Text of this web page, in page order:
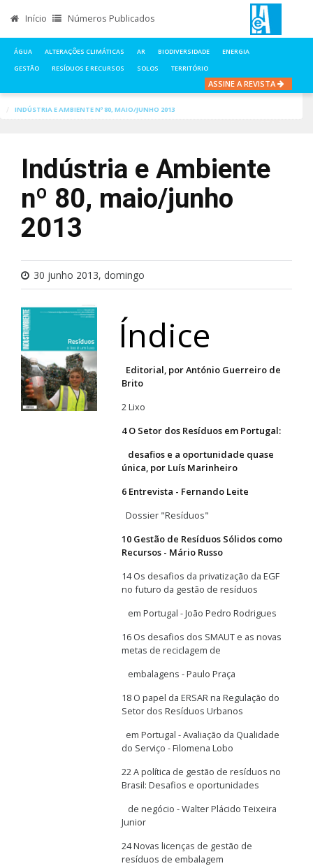
Início Números Publicados
ÁGUA ALTERAÇÕES CLIMÁTICAS AR BIODIVERSIDADE
ENERGIA
GESTÃO
RESÍDUOS E RECURSOS SOLOS TERRITÓRIO
ASSINE A REVISTA
INDÚSTRIA E AMBIENTE Nº 80, MAIO/JUNHO 2013
Indústria e Ambiente
nº 80, maio/junho
2013
30 junho 2013, domingo
Índice
Editorial, por António Guerreiro de
Brito
2 Lixo
4 O Setor dos Resíduos em Portugal:
desafios e a oportunidade quase
única, por Luís Marinheiro
6 Entrevista - Fernando Leite
Dossier "Resíduos"
10 Gestão de Resíduos Sólidos como
Recursos - Mário Russo
14 Os desafios da privatização da EGF
no futuro da gestão de resíduos
em Portugal - João Pedro Rodrigues
16 Os desafios dos SMAUT e as novas
metas de reciclagem de
embalagens - Paulo Praça
18 O papel da ERSAR na Regulação do
Setor dos Resíduos Urbanos
em Portugal - Avaliação da Qualidade
do Serviço - Filomena Lobo
22 A política de gestão de resíduos no
Brasil: Desafios e oportunidades
de negócio - Walter Plácido Teixeira
Junior
24 Novas licenças de gestão de
resíduos de embalagem